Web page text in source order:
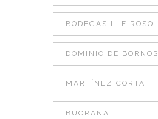
BODEGAS LLEIROSO
DOMINIO DE BORNOS
MARTÍNEZ CORTA
BUCRANA